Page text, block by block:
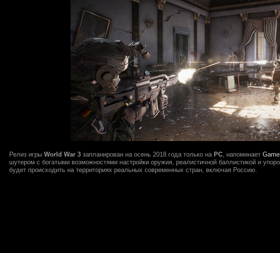
Релиз игры World War 3 запланирован на осень 2018 года только на PC, напоминает
шутером с богатыми возможностями настройки оружия, реалистичной баллистикой и
будет происходить на территориях реальных современных стран, включая Россию.